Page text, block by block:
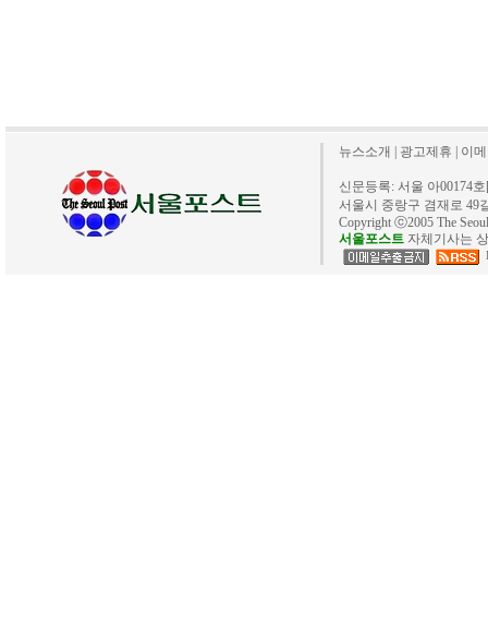
뉴스소개 광고제휴 이
신문등록: 서울 아00174
서울시 중랑구 겸재로 49
Copyright ⓒ2005 The
서울포스트 자체기사는